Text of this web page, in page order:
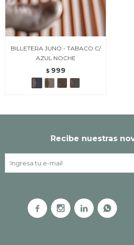
BILLETERA JUNO - TABACO C/
AZUL NOCHE
$ 999
Recibe nuestras
   